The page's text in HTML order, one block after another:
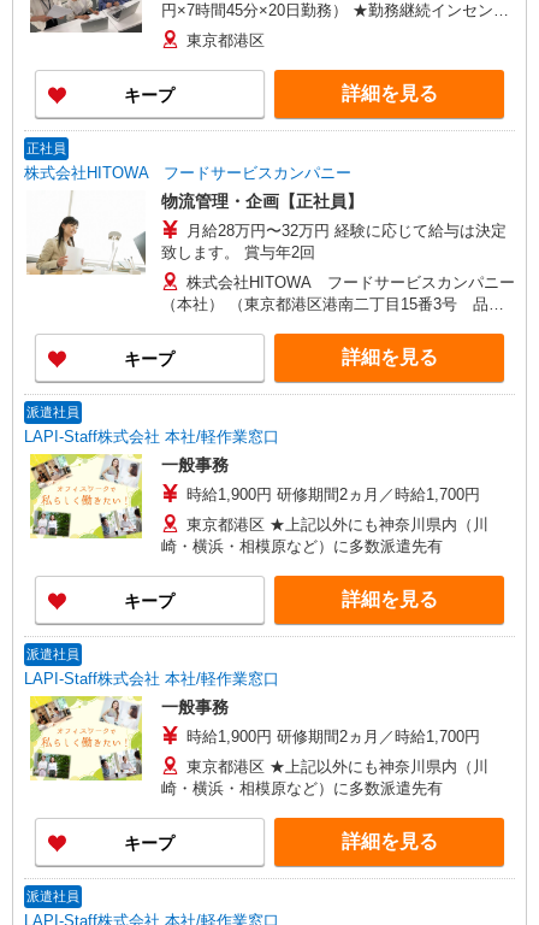
円×7時間45分×20日勤務） ★勤務継続インセンテ
ィブ7万円支給♪（当社規定あり） 入社月含む6か
月継続勤務するとインセンティブが支給されま
す！ ■昇給あり ■交通費支給（上限3万円/月）
東京都港区
キープ 詳細を見る
正社員
株式会社HITOWA フードサービスカンパニー
物流管理・企画【正社員】
月給28万円〜32万円 経験に応じて給与は決定
致します。 賞与年2回
株式会社HITOWA フードサービスカンパニー
（本社） （東京都港区港南二丁目15番3号 品川
キープ 詳細を見る
派遣社員
LAPI-Staff株式会社 本社/軽作業窓口
一般事務
時給1,900円 研修期間2ヵ月／時給1,700円
東京都港区 ★上記以外にも神奈川県内（川
崎・横浜・相模原など）に多数派遣先有
キープ 詳細を見る
派遣社員
LAPI-Staff株式会社 本社/軽作業窓口
一般事務
時給1,900円 研修期間2ヵ月／時給1,700円
東京都港区 ★上記以外にも神奈川県内（川
崎・横浜・相模原など）に多数派遣先有
キープ 詳細を見る
派遣社員
LAPI-Staff株式会社 本社/軽作業窓口